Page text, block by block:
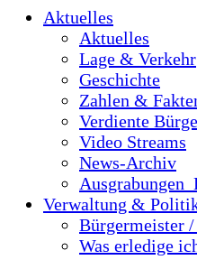
Aktuelles
Aktuelles
Lage & Verkehr
Geschichte
Zahlen &
Verdiente
Video Streams
News-Archiv
Verwaltung &
Bürgermeister
Was erledige